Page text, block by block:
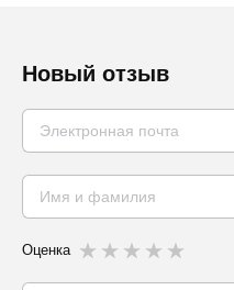
Новый отзыв
Оценка